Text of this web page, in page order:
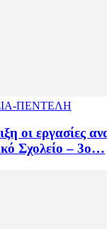
ΠΕΝΤΕΛΗ
οι εργασίες
Σχολείο – 3ο…